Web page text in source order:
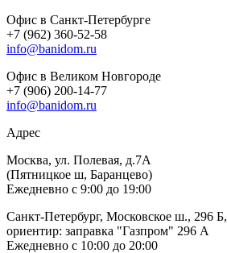
Офис в Санкт-Петербурге
+7 (962) 360-52-58
info@banidom.ru
Офис в Великом Новгороде
+7 (906) 200-14-77
info@banidom.ru
Адрес
Москва, ул. Полевая, д.7А
(Пятницкое ш, Баранцево)
Ежедневно с 9:00 до 19:00
Санкт-Петербург, Московское ш., 296 Б,
ориентир: заправка "Газпром" 296 А
Ежедневно с 10:00 до 20:00